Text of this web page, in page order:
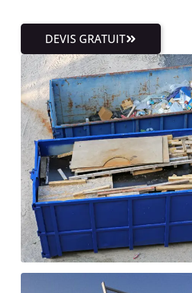
DEVIS GRATUIT